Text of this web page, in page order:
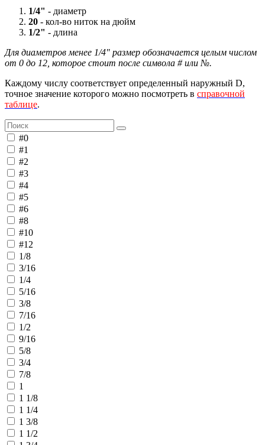
1/4" - диаметр
20 - кол-во ниток на дюйм
1/2" - длина
Для диаметров менее 1/4" размер обозначается целым числом
от 0 до 12, которое стоит после символа # или №.
Каждому числу соответствует определенный наружный D,
точное значение которого можно посмотреть в справочной
таблице.
#0
#1
#2
#3
#4
#5
#6
#8
#10
#12
1/8
3/16
1/4
5/16
3/8
7/16
1/2
9/16
5/8
3/4
7/8
1
1 1/8
1 1/4
1 3/8
1 1/2